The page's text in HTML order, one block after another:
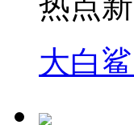
大白